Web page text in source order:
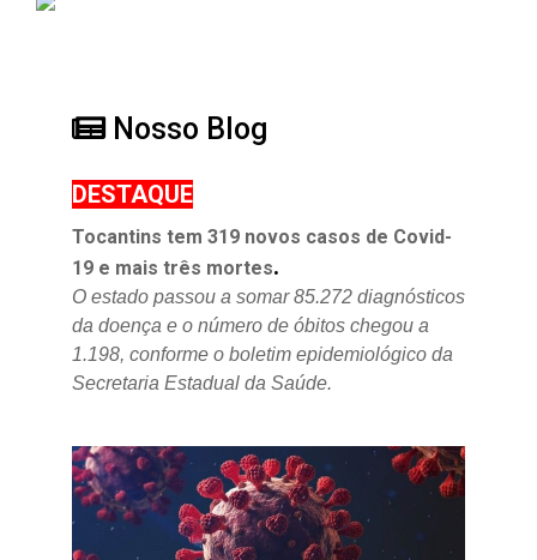
Nosso Blog
DESTAQUE
Tocantins tem 319 novos casos de Covid-
19 e mais três mortes.
O estado passou a somar 85.272 diagnósticos
da doença e o número de óbitos chegou a
1.198, conforme o boletim epidemiológico da
Secretaria Estadual da Saúde.